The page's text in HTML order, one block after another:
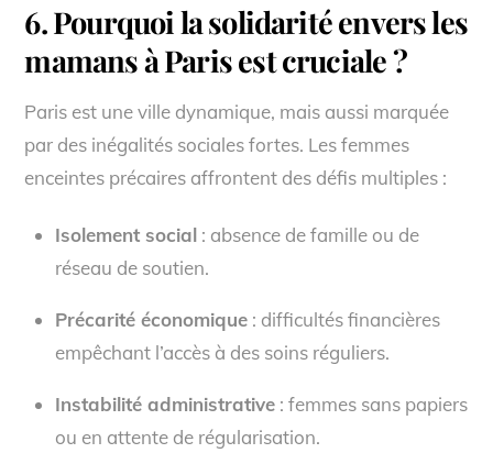
6. Pourquoi la solidarité envers les
mamans à Paris est cruciale ?
Paris est une ville dynamique, mais aussi marquée
par des inégalités sociales fortes. Les femmes
enceintes précaires affrontent des défis multiples :
Isolement social: absence de famille ou de
réseau de soutien.
Précarité économique: difficultés financières
empêchant l’accès à des soins réguliers.
Instabilité administrative: femmes sans papiers
ou en attente de régularisation.